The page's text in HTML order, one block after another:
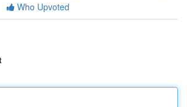
Who Upvoted